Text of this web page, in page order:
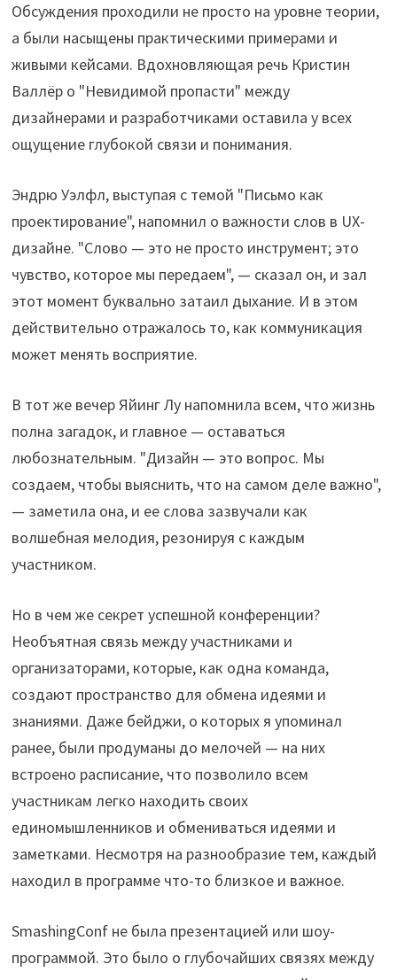
Обсуждения проходили не просто на уровне теории,
а были насыщены практическими примерами и
живыми кейсами. Вдохновляющая речь Кристин
Валлёр о "Невидимой пропасти" между
дизайнерами и разработчиками оставила у всех
ощу­щение глубокой связи и понимания.
Эндрю Уэлфл, выступая с темой "Письмо как
проектирование", напомнил о важности слов в UX-
дизайне. "Слово — это не просто инструмент; это
чувство, которое мы передаем", — сказал он, и зал
этот момент буквально затаил дыхание. И в этом
действительно отражалось то, как коммуникация
может менять восприятие.
В тот же вечер Яйинг Лу напомнила всем, что жизнь
полна загадок, и главное — оставаться
любознательным. "Дизайн — это вопрос. Мы
создаем, чтобы выяснить, что на самом деле важно",
— заметила она, и ее слова зазвучали как
волшебная мелодия, резонируя с каждым
участником.
Но в чем же секрет успешной конференции?
Необъятная связь между участниками и
организаторами, которые, как одна команда,
создают пространство для обмена идеями и
знаниями. Даже бейджи, о которых я упоминал
ранее, были продуманы до мелочей — на них
встроено расписание, что позволило всем
участникам легко находить своих
единомышленников и обмениваться идеями и
заметками. Несмотря на разнообразие тем, каждый
находил в программе что-то близкое и важное.
SmashingConf не была презентацией или шоу-
программой. Это было о глубочайших связях между